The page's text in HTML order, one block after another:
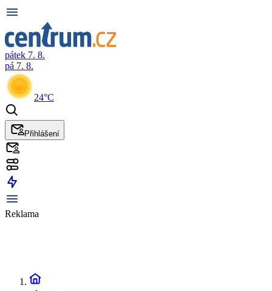
pátek 7. 8.
pá 7. 8.
24°C
Přihlášení
Reklama